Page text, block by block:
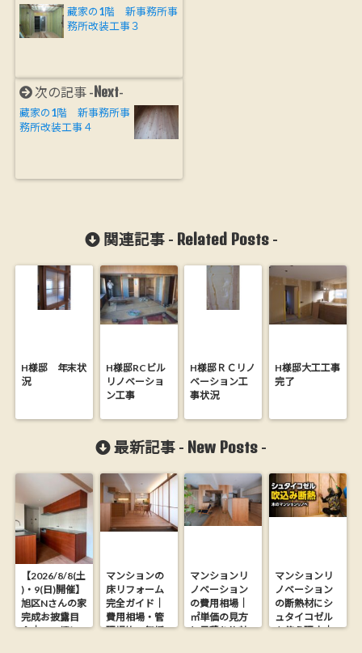
藏家の1階 新事務所事
務所改装工事３
次の記事 - Next-
藏家の1階 新事務所事
務所改装工事４
関連記事 - Related Posts-
H様邸 年末状
況
H様邸RCビル
リノベーショ
ン工事
H様邸ＲＣリノ
ベーション工
事状況
H様邸大工工事
完了
最新記事 - New Posts -
【2026/8/8(土
)・9(日)開催】
旭区Nさんの家
完成お披露目
会｜26.9坪に
マンションの
床リフォーム
完全ガイド｜
費用相場・管
理規約・無垢
マンションリ
ノベーション
の費用相場｜
㎡単価の見方
と見積り比較
マンションリ
ノベーション
の断熱材にシ
ュタイコゼル
を使う理由｜